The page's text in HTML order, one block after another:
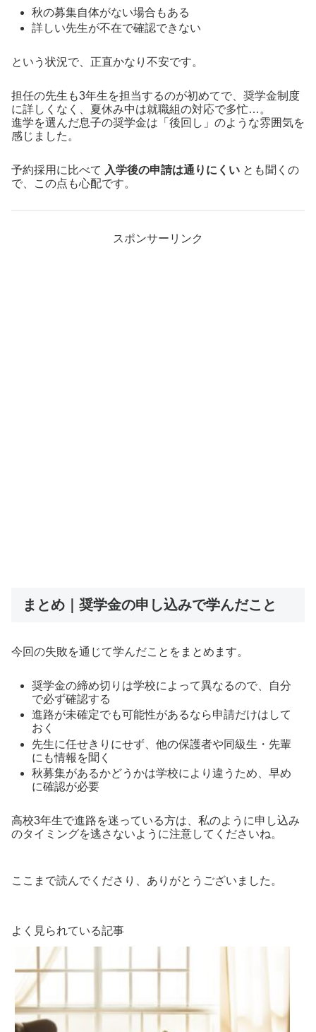
秋の募集自体がない場合もある
詳しい先生が不在で確認できない
という状況で、正直かなり不安です。
担任の先生も3年生を担当するのが初めてで、奨学金制度
に詳しくなく、夏休み中は就職組の対応で多忙…。
進学を選んだ息子の奨学金は「後回し」のような雰囲気を
感じました。
予約採用に比べて 入学後の申請は通りにくい とも聞くの
で、この点も心配です。
スポンサーリンク
まとめ｜奨学金の申し込みで学んだこと
今回の失敗を通じて学んだことをまとめます。
奨学金の締め切りは学校によって異なるので、自分
で必ず確認する
進路が未確定でも可能性があるなら申請だけはして
おく
先生に任せきりにせず、他の保護者や同級生・先輩
にも情報を聞く
秋募集があるかどうかは学校により違うため、早め
に確認が必要
高校3年生で進路を迷っている方は、私のように申し込み
のタイミングを逃さないように注意してくださいね。
ここまで読んでくださり、ありがとうございました。
よく見られている記事